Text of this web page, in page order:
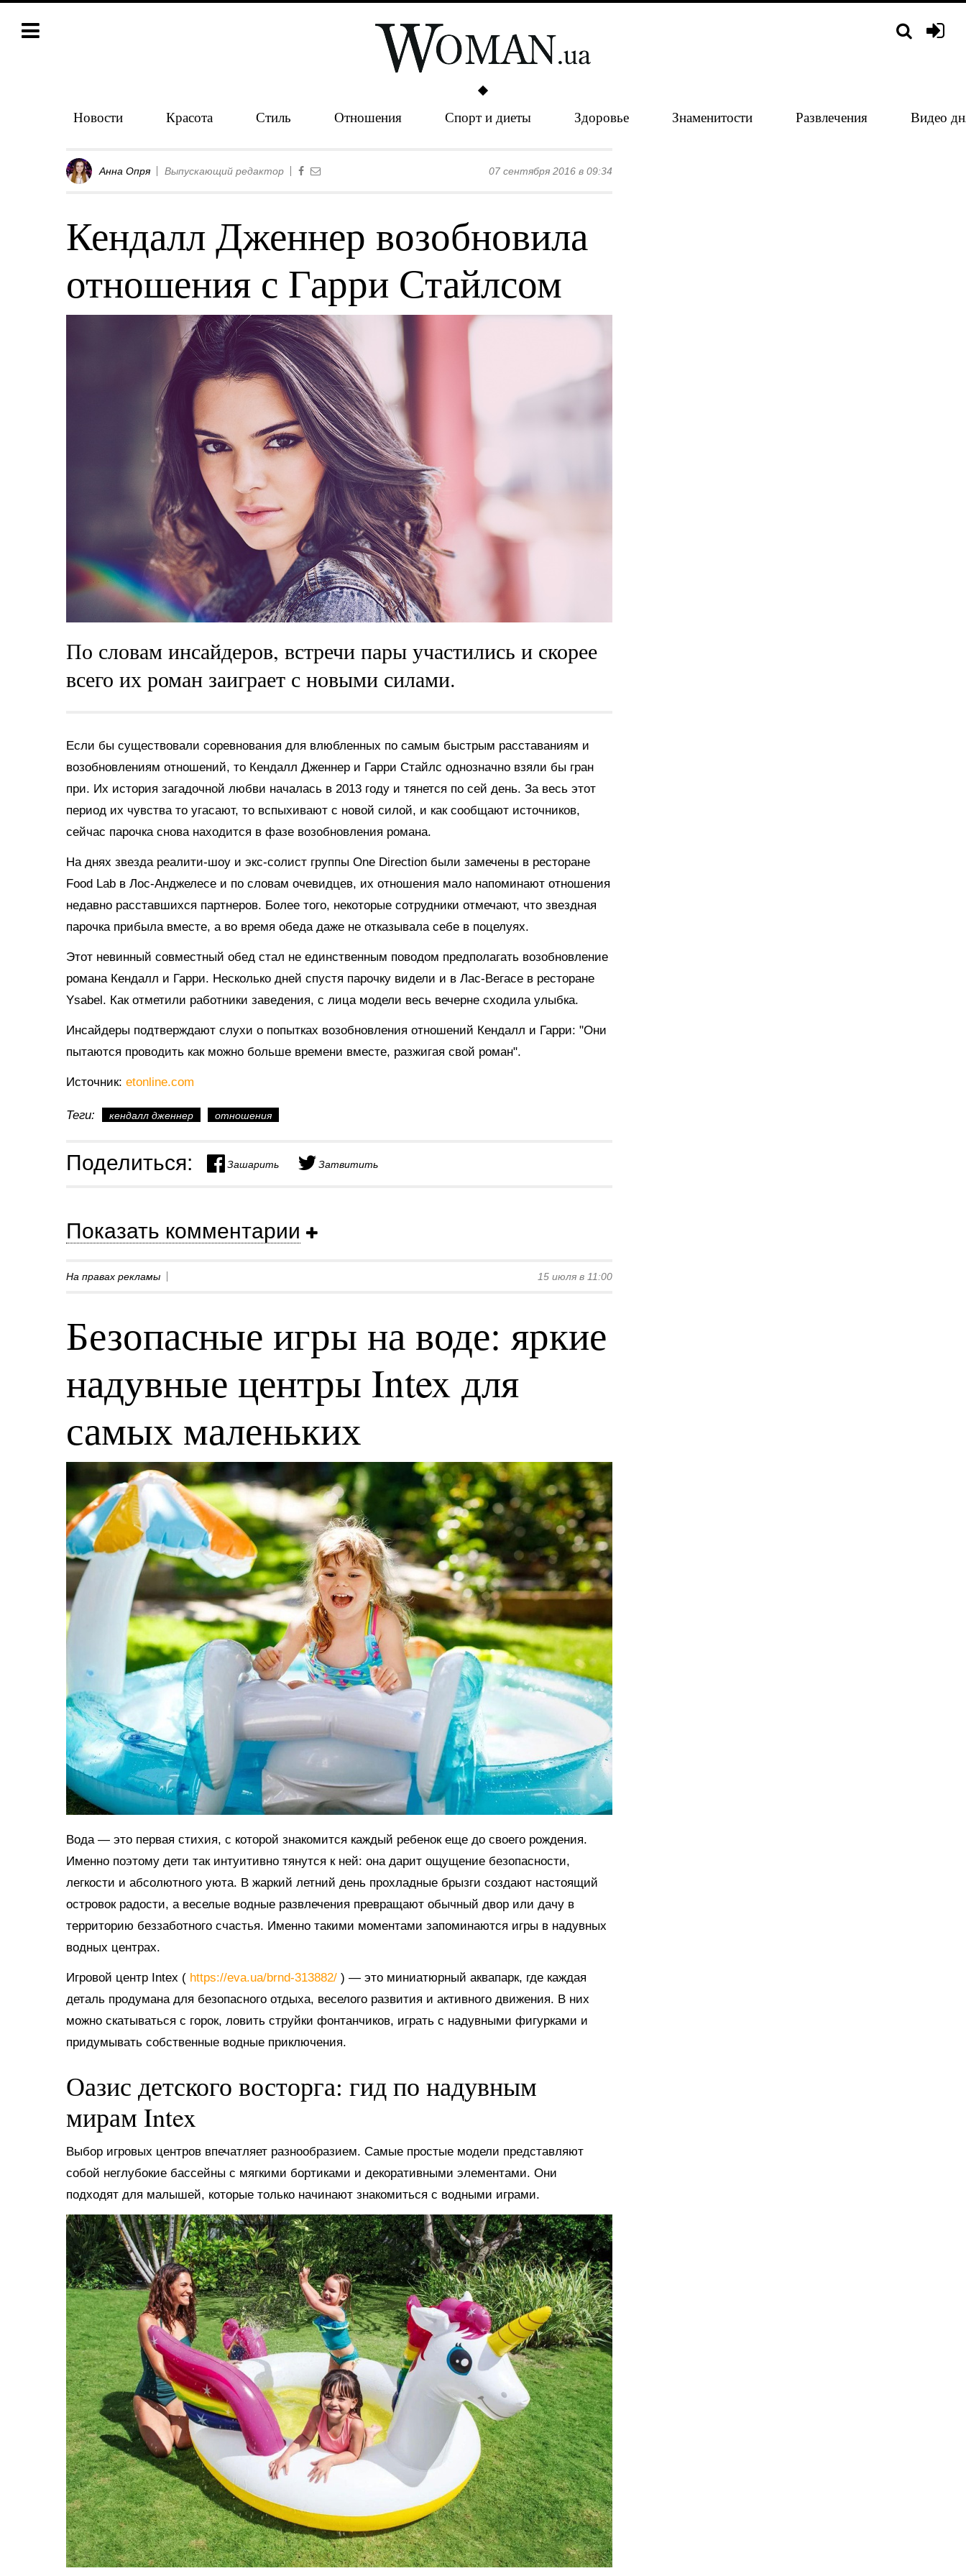
Новости Красота Стиль Отношения Спорт и диеты Здоровье Знаменитости Развлечения Видео
Анна Опря Выпускающий редактор 07 сентября 2016 в 09:34
Кендалл Дженнер возобновила
отношения с Гарри Стайлсом
По словам инсайдеров, встречи пары участились и скорее
всего их роман заиграет с новыми силами.
Если бы существовали соревнования для влюбленных по самым быстрым расставаниям и
возобновлениям отношений, то Кендалл Дженнер и Гарри Стайлс однозначно взяли бы гран
при. Их история загадочной любви началась в 2013 году и тянется по сей день. За весь этот
период их чувства то угасают, то вспыхивают с новой силой, и как сообщают источников,
сейчас парочка снова находится в фазе возобновления романа.
На днях звезда реалити-шоу и экс-солист группы One Direction были замечены в ресторане
Food Lab в Лос-Анджелесе и по словам очевидцев, их отношения мало напоминают отношения
недавно расставшихся партнеров. Более того, некоторые сотрудники отмечают, что звездная
парочка прибыла вместе, а во время обеда даже не отказывала себе в поцелуях.
Этот невинный совместный обед стал не единственным поводом предполагать возобновление
романа Кендалл и Гарри. Несколько дней спустя парочку видели и в Лас-Вегасе в ресторане
Ysabel. Как отметили работники заведения, с лица модели весь вечерне сходила улыбка.
Инсайдеры подтверждают слухи о попытках возобновления отношений Кендалл и Гарри: "Они
пытаются проводить как можно больше времени вместе, разжигая свой роман".
Источник: etonline.com
Теги: кендалл дженнер отношения
Поделиться: Зашарить Затвитить
Показать комментарии
На правах рекламы 15 июля в 11:00
Безопасные игры на воде: яркие
надувные центры Intex для
самых маленьких
Вода — это первая стихия, с которой знакомится каждый ребенок еще до своего рождения.
Именно поэтому дети так интуитивно тянутся к ней: она дарит ощущение безопасности,
легкости и абсолютного уюта. В жаркий летний день прохладные брызги создают настоящий
островок радости, а веселые водные развлечения превращают обычный двор или дачу в
территорию беззаботного счастья. Именно такими моментами запоминаются игры в надувных
водных центрах.
Игровой центр Intex ( https://eva.ua/brnd-313882/ ) — это миниатюрный аквапарк, где каждая
деталь продумана для безопасного отдыха, веселого развития и активного движения. В них
можно скатываться с горок, ловить струйки фонтанчиков, играть с надувными фигурками и
придумывать собственные водные приключения.
Оазис детского восторга: гид по надувным
мирам Intex
Выбор игровых центров впечатляет разнообразием. Самые простые модели представляют
собой неглубокие бассейны с мягкими бортиками и декоративными элементами. Они
подходят для малышей, которые только начинают знакомиться с водными играми.